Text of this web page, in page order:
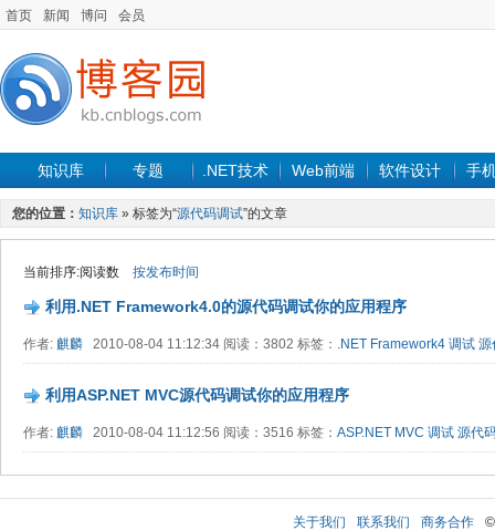
首页 新闻 博问 会员
知识库 专题 .NET技术 Web前端 软件设计 手
您的位置： 知识库 » 标签为“源代码调试”的文章
当前排序:阅读数 按发布时间
利用.NET Framework4.0的源代码调试你的应用程序
作者: 麒麟 2010-08-04 11:12:34 阅读：3802 标签： .NET Framework4 调试 源
利用ASP.NET MVC源代码调试你的应用程序
作者: 麒麟 2010-08-04 11:12:56 阅读：3516 标签： ASP.NET MVC 调试 源代
关于我们 联系我们 商务合作